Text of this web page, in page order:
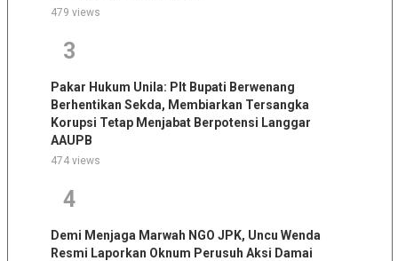
479 views
3
Pakar Hukum Unila: Plt Bupati Berwenang
Berhentikan Sekda, Membiarkan Tersangka
Korupsi Tetap Menjabat Berpotensi Langgar
AAUPB
474 views
4
Demi Menjaga Marwah NGO JPK, Uncu Wenda
Resmi Laporkan Oknum Perusuh Aksi Damai